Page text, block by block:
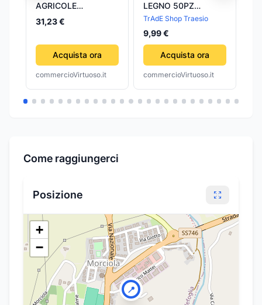
AGRICOLE
MECHANICS
31,23 €
Acquista ora
commercioVirtuoso.it
LEGNO 50PZ
BLOCCHI
MATTONCINI
COSTRUZIONE
BAMBINI CON
CONTENITORE
TrAdE Shop Traesio
9,99 €
Acquista ora
commercioVirtuoso.it
Come raggiungerci
Posizione
📍
+
−